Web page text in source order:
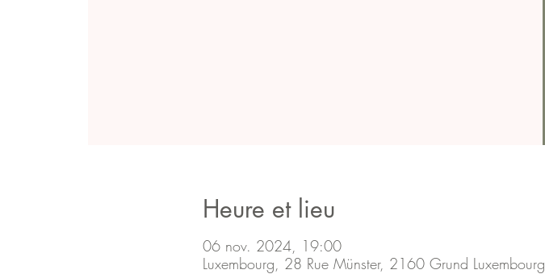
Heure et lieu
06 nov. 2024, 19:00
Luxembourg, 28 Rue Münster, 2160 Grund Luxembourg